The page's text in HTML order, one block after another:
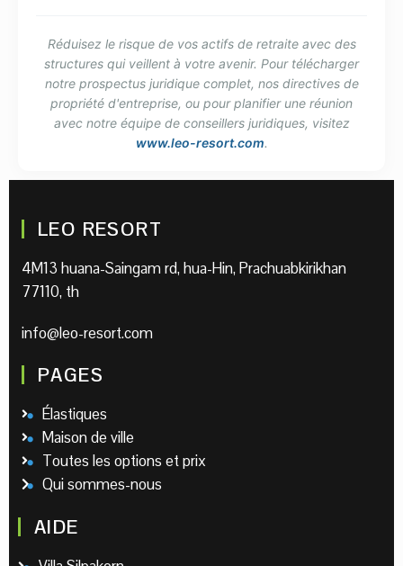
Réduisez le risque de vos actifs de retraite avec des
structures qui veillent à votre avenir. Pour télécharger
notre prospectus juridique complet, nos directives de
propriété d'entreprise, ou pour planifier une réunion
avec notre équipe de conseillers juridiques, visitez
www.leo-resort.com.
LEO RESORT
4M13 huana-Saingam rd, hua-Hin, Prachuabkirikhan
77110, th
info@leo-resort.com
PAGES
Élastiques
Maison de ville
Toutes les options et prix
Qui sommes-nous
AIDE